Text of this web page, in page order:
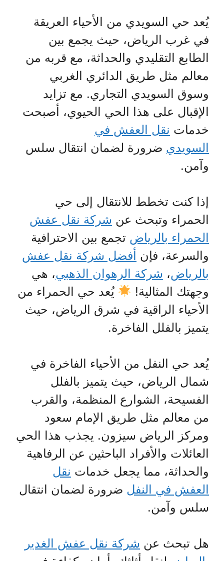
يُعد حي السويدي من الأحياء العريقة
في غرب الرياض، حيث يجمع بين
الطابع التقليدي والحداثة، مع قربه من
معالم مثل طريق الدائري الغربي
وسوق السويدي التجاري. مع تزايد
الإقبال على هذا الحي الحيوي، أصبحت
خدمات نقل العفش في
السويدي ضرورة لضمان انتقال سلس
وآمن.
إذا كنت تخطط للانتقال إلى حي
الحمراء وتبحث عن شركة نقل عفش
الحمراء بالرياض تجمع بين الاحترافية
والسرعة، فإن أفضل شركة نقل عفش
بالرياض، شركة الرهوان الذهبي، هي
وجهتك المثالية!
يُعد حي الحمراء من
الأحياء الراقية في شرق الرياض، حيث
يتميز بالفلل الفاخرة.
يُعد حي النفل من الأحياء الفاخرة في
شمال الرياض، حيث يتميز بالفلل
الفسيحة، الشوارع المنظمة، والقرب
من معالم مثل طريق الإمام سعود
ومركز الرياض سيزون. يجذب هذا الحي
العائلات والأفراد الباحثين عن الرفاهية
والحداثة، مما يجعل خدمات نقل
العفش في النفل ضرورة لضمان انتقال
سلس وآمن.
هل تبحث عن شركة نقل عفش الغدير